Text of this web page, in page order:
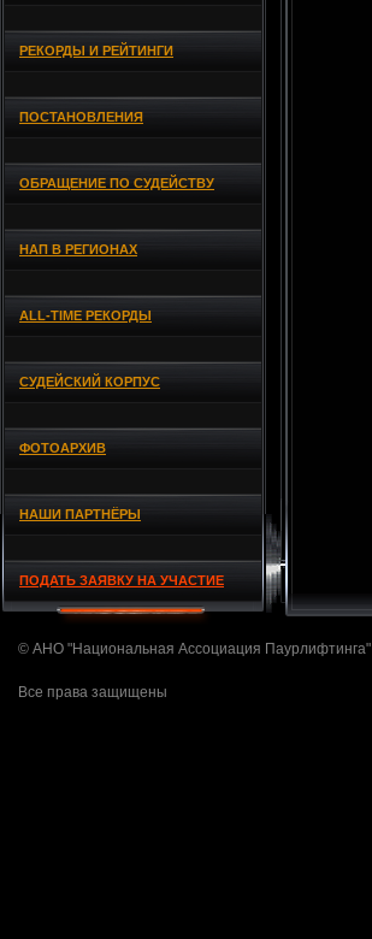
РЕКОРДЫ И РЕЙТИНГИ
ПОСТАНОВЛЕНИЯ
ОБРАЩЕНИЕ ПО СУДЕЙСТВУ
НАП В РЕГИОНАХ
ALL-TIME РЕКОРДЫ
СУДЕЙСКИЙ КОРПУС
ФОТОАРХИВ
НАШИ ПАРТНЁРЫ
ПОДАТЬ ЗАЯВКУ НА УЧАСТИЕ
© АНО "Национальная Ассоциация Паурлифтинга"
Все права защищены